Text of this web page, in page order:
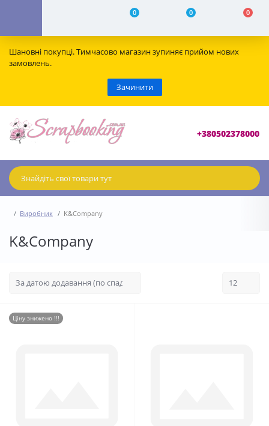
0 0 0
Шановні покупці. Тимчасово магазин зупиняє прийом нових
замовлень.
Зачинити
+380502378000
Виробник K&Company
K&Company
Ціну знижено !!!